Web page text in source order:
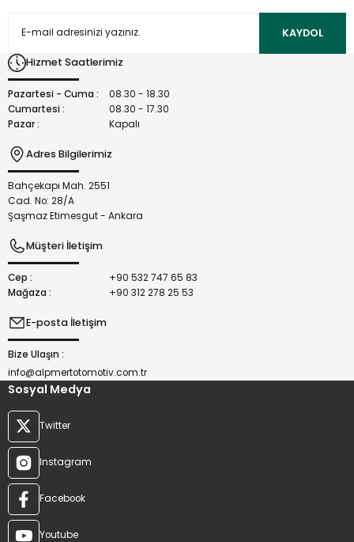
Ürün açıklamasında eksik bilgiler bulunuyor.
Bu ürüne benzer farklı alternatifler olmalı.
KAYDOL
Hizmet Saatlerimiz
Pazartesi - Cuma :
08.30 - 18.30
Cumartesi :
08.30 - 17.30
Pazar :
Kapalı
Adres Bilgilerimiz
Bahçekapı Mah. 2551
Cad. No: 28/A
Şaşmaz Etimesgut - Ankara
Müşteri İletişim
Cep :
+90 532 747 65 83
Mağaza :
+90 312 278 25 53
E-posta İletişim
Bize Ulaşın :
info@alpmertotomotiv.com.tr
Sosyal Medya
Twitter
Instagram
Facebook
Youtube